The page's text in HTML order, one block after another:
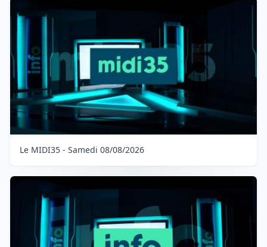
Le MIDI35 - Samedi 08/08/2026